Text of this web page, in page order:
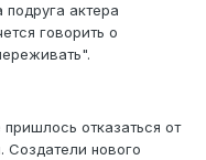
актера
говорить о
отказаться от
Создатели нового